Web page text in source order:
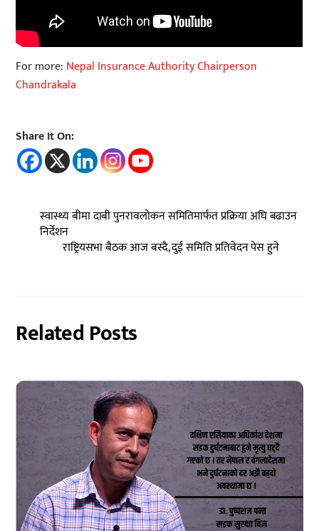
For more: Nepal Insurance Authority Chairperson
Chandrakala
Share It On:
स्वास्थ्य बीमा दाबी पुनरावलोकन समितिमार्फत प्रक्रिया अघि बढाउन
निर्देशन
राष्ट्रियसभा बैठक आज बस्दै, दुई समिति प्रतिवेदन पेस हुने
Related Posts